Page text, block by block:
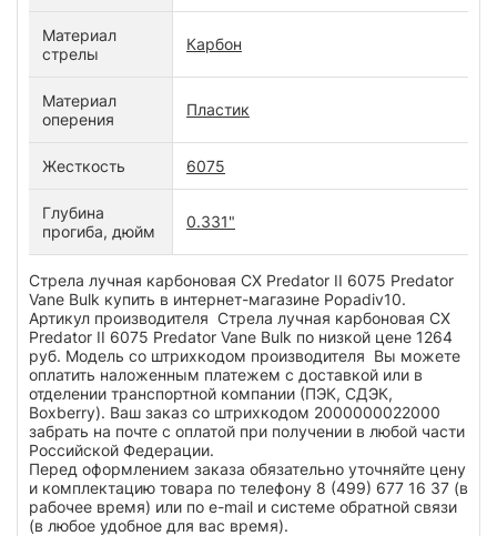
Материал
стрелы
Карбон
Материал
оперения
Пластик
Жесткость 6075
Глубина
прогиба, дюйм
0.331"
Стрела лучная карбоновая CX Predator II 6075 Predator
Vane Bulk купить в интернет-магазине Popadiv10.
Артикул производителя Стрела лучная карбоновая CX
Predator II 6075 Predator Vane Bulk по низкой цене 1264
руб. Модель со штрихкодом производителя Вы можете
оплатить наложенным платежем с доставкой или в
отделении транспортной компании (ПЭК, СДЭК,
Boxberry). Ваш заказ со штрихкодом 2000000022000
забрать на почте с оплатой при получении в любой части
Российской Федерации.
Перед оформлением заказа обязательно уточняйте цену
и комплектацию товара по телефону 8 (499) 677 16 37 (в
рабочее время) или по e-mail и системе обратной связи
(в любое удобное для вас время).